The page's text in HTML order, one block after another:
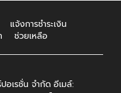
แจ้งการชำระเงิน
ช่วยเหลือ
เรชั่น จำกัด อีเมล์: